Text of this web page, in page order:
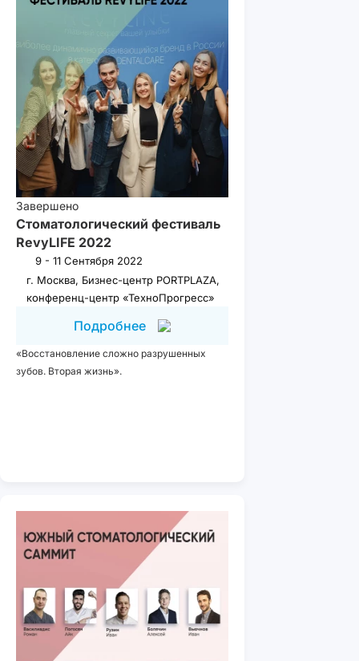
Завершено
Стоматологический фестиваль
RevyLIFE 2022
9 - 11 Сентября 2022
г. Москва, Бизнес-центр PORTPLAZA,
конференц-центр «ТехноПрогресс»
Подробнее
«Восстановление сложно разрушенных
зубов. Вторая жизнь».